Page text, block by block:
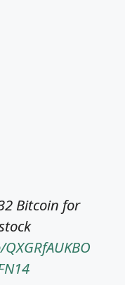
Bitcoin for